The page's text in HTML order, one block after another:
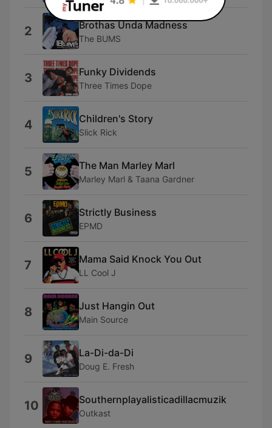
2 Brothas Unda Madness
The BUMS
3 Funky Dividends
Three Times Dope
4 Children's Story
Slick Rick
5 The Man Marley Marl
Marley Marl & Taana Gardner
6 Strictly Business
EPMD
7 Mama Said Knock You Out
LL Cool J
8 Just Hangin Out
Main Source
9 La-Di-da-Di
Doug E. Fresh
10 Southernplayalisticadillacmuzik
Outkast